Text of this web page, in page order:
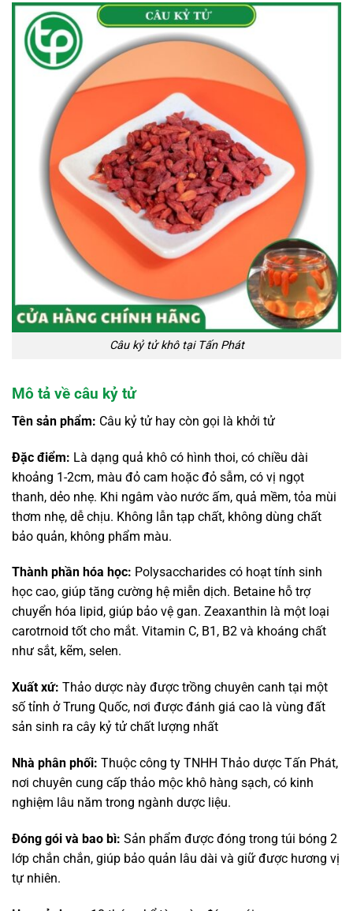
Câu kỷ tử khô tại Tấn Phát
Mô tả về câu kỷ tử
Tên sản phẩm: Câu kỷ tử hay còn gọi là khởi tử
Đặc điểm: Là dạng quả khô có hình thoi, có chiều dài
khoảng 1-2cm, màu đỏ cam hoặc đỏ sẫm, có vị ngọt
thanh, dẻo nhẹ. Khi ngâm vào nước ấm, quả mềm, tỏa mùi
thơm nhẹ, dễ chịu. Không lẫn tạp chất, không dùng chất
bảo quản, không phẩm màu.
Thành phần hóa học: Polysaccharides có hoạt tính sinh
học cao, giúp tăng cường hệ miễn dịch. Betaine hỗ trợ
chuyển hóa lipid, giúp bảo vệ gan. Zeaxanthin là một loại
carotrnoid tốt cho mắt. Vitamin C, B1, B2 và khoáng chất
như sắt, kẽm, selen.
Xuất xứ: Thảo dược này được trồng chuyên canh tại một
số tỉnh ở Trung Quốc, nơi được đánh giá cao là vùng đất
sản sinh ra cây kỷ tử chất lượng nhất
Nhà phân phối: Thuộc công ty TNHH Thảo dược Tấn Phát,
nơi chuyên cung cấp thảo mộc khô hàng sạch, có kinh
nghiệm lâu năm trong ngành dược liệu.
Đóng gói và bao bì: Sản phẩm được đóng trong túi bóng 2
lớp chắn chắn, giúp bảo quản lâu dài và giữ được hương vị
tự nhiên.